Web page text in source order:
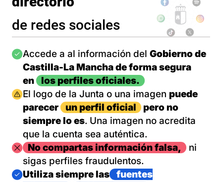
de redes sociales
Imagen
Accede a al información del Gobierno de
Castilla-La Mancha de forma segura
en
los perfiles oficiales.
Imagen
El logo de la Junta o una imagen puede
parecer
un perfil oficial
pero no
siempre lo es. Una imagen no acredita
que la cuenta sea auténtica.
ImagenNo compartas información falsa,
ni
sigas perfiles fraudulentos.
Imagen
Utiliza siempre las
fuentes